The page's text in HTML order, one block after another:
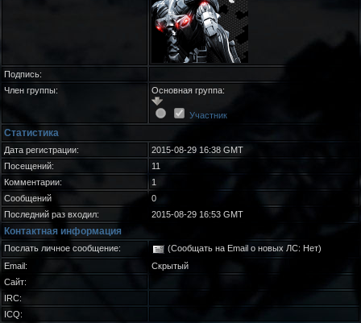
Подпись:
Член группы:
Основная группа:
Участник
Статистика
Дата регистрации:
2015-08-29 16:38 GMT
Посещений:
11
Комментарии:
1
Сообщений
0
Последний раз входил:
2015-08-29 16:53 GMT
Контактная информация
Послать личное сообщение:
(Сообщать на Email о новых ЛС: Нет)
Email:
Скрытый
Сайт:
IRC:
ICQ: